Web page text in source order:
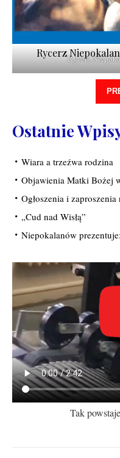
Rycerz
Rycerz
Ostatnie
Wiara a trzeźwa rodzina
Objawienia Matki Bożej
Ogłoszenia i
„Cud nad Wisłą”
Niepokalanów
Tak